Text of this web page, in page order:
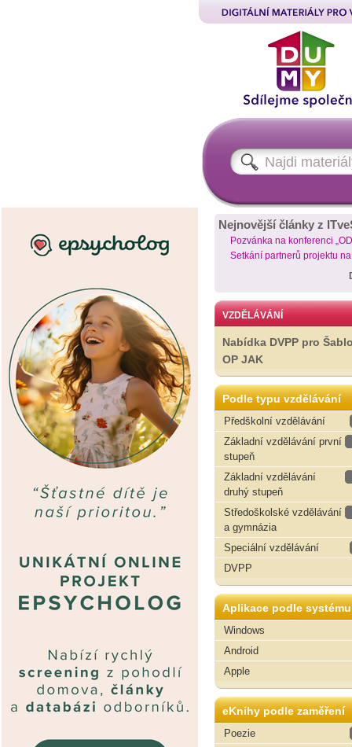
Nejnovější články z
Pozvánka na konferenci
Setkání partnerů projektu
VZDĚLÁVÁNÍ
Nabídka DVPP pro
OP JAK
Podle typu vzdělávání
Předškolní vzdělávání
Základní vzdělávání první
stupeň
Základní vzdělávání
druhý stupeň
Středoškolské vzdělávání
a gymnázia
Speciální vzdělávání
DVPP
Aplikace podle systému
Windows
Android
Apple
eKnihy podle zaměření
Poezie